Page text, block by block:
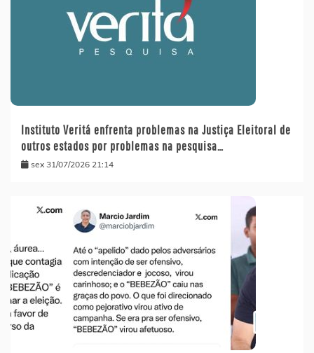
Instituto Veritá enfrenta problemas na Justiça Eleitoral de
outros estados por problemas na pesquisa…
sex 31/07/2026 21:14